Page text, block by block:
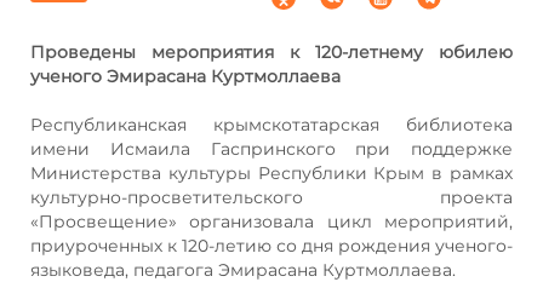
Проведены мероприятия к 120-летнему юбилею
ученого Эмирасана Куртмоллаева
Республиканская крымскотатарская библиотека
имени Исмаила Гаспринского при поддержке
Министерства культуры Республики Крым в рамках
культурно-просветительского проекта
«Просвещение» организовала цикл мероприятий,
приуроченных к 120-летию со дня рождения ученого-
языковеда, педагога Эмирасана Куртмоллаева.